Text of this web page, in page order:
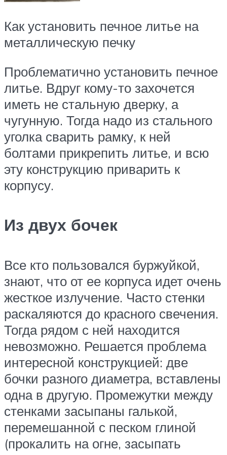
Как установить печное литье на
металлическую печку
Проблематично установить печное
литье. Вдруг кому-то захочется
иметь не стальную дверку, а
чугунную. Тогда надо из стального
уголка сварить рамку, к ней
болтами прикрепить литье, и всю
эту конструкцию приварить к
корпусу.
Из двух бочек
Все кто пользовался буржуйкой,
знают, что от ее корпуса идет очень
жесткое излучение. Часто стенки
раскаляются до красного свечения.
Тогда рядом с ней находится
невозможно. Решается проблема
интересной конструкцией: две
бочки разного диаметра, вставлены
одна в другую. Промежутки между
стенками засыпаны галькой,
перемешанной с песком глиной
(прокалить на огне, засыпать